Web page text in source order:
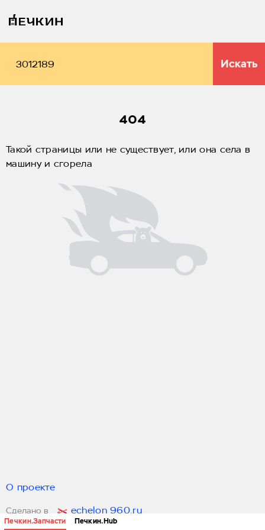
Печкин.Запчасти Печкин.Hub
Искать
404
Такой страницы или не существует, или она села в
машину и сгорела
О проекте
Сделано в echelon 960.ru